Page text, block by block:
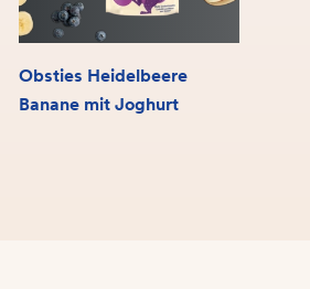
Obsties Heidelbeere
Banane mit Joghurt